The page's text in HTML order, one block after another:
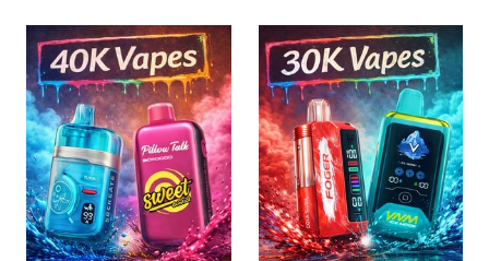
Yo Bar
YOXY
Yovo
Zovoo by Voopoo
Dragbar